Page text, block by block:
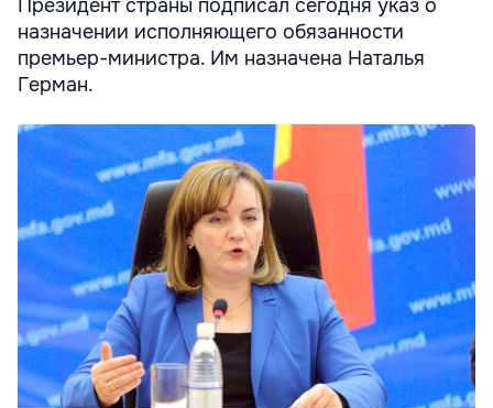
Президент страны подписал сегодня указ о
назначении исполняющего обязанности
премьер-министра. Им назначена Наталья
Герман.